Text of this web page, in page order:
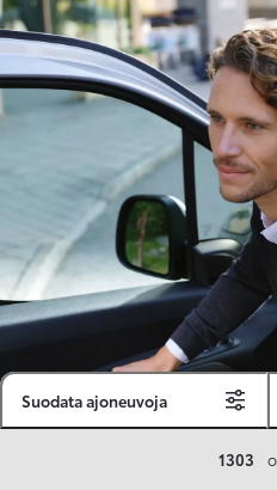
Suodata ajoneuvoja
1303